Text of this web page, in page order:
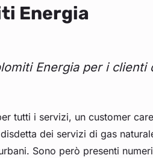
Energia
Energia per i clienti
tutti i servizi, un customer
dei servizi di gas
Sono però presenti